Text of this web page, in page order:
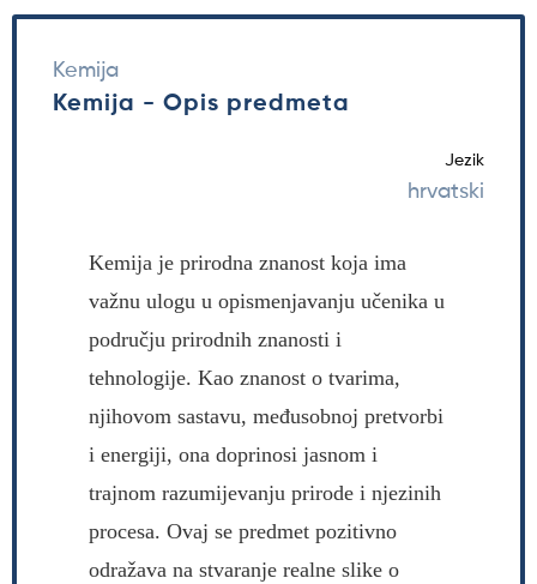
Kemija
Kemija - Opis predmeta
Jezik
hrvatski
Kemija je prirodna znanost koja ima
važnu ulogu u opismenjavanju učenika u
području prirodnih znanosti i
tehnologije. Kao znanost o tvarima,
njihovom sastavu, međusobnoj pretvorbi
i energiji, ona doprinosi jasnom i
trajnom razumijevanju prirode i njezinih
procesa. Ovaj se predmet pozitivno
odražava na stvaranje realne slike o